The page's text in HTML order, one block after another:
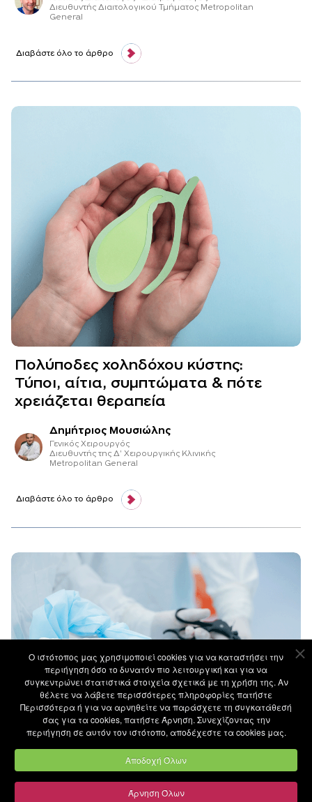
Ο ιστότοπoς μας χρησιμοποιεί cookies για να καταστήσει την
περιήγηση όσο το δυνατόν πιο λειτουργική και για να
συγκεντρώνει στατιστικά στοιχεία σχετικά με τη χρήση της. Αν
θέλετε να λάβετε περισσότερες πληροφορίες πατήστε
Περισσότερα ή για να αρνηθείτε να παράσχετε τη συγκατάθεσή
σας για τα cookies, πατήστε Άρνηση. Συνεχίζοντας την
περιήγηση σε αυτόν τον ιστότοπο, αποδέχεστε τα cookies μας.
Αποδοχή Όλων
Άρνηση Όλων
Διευθυντής Διαιτολογικού Τμήματος Metropolitan
General
Διαβάστε όλο το άρθρο
Πολύποδες χοληδόχου κύστης:
Τύποι, αίτια, συμπτώματα & πότε
χρειάζεται θεραπεία
Δημήτριος Μουσιώλης
Γενικός Χειρουργός
Διευθυντής της Δ' Χειρουργικής Κλινικής
Metropolitan General
Διαβάστε όλο το άρθρο